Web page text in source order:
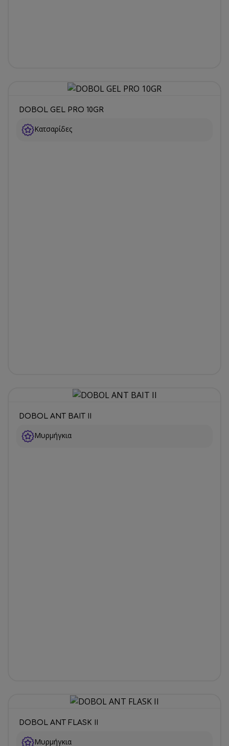
DOBOL GEL PRO 10GR
Κατσαρίδες
DOBOL ANT BAIT II
Μυρμήγκια
DOBOL ANT FLASK II
Μυρμήγκια